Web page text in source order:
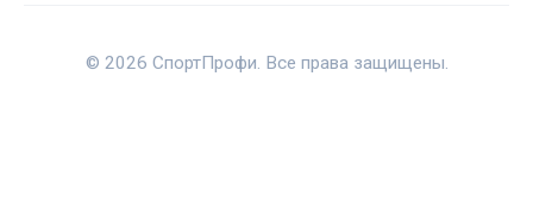
© 2026 СпортПрофи. Все права защищены.